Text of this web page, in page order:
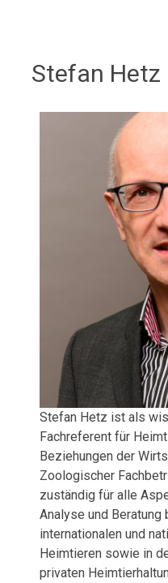
Stefan Hetz
Stefan Hetz ist als
Fachreferent für
Beziehungen der
Zoologischer
zuständig für alle
Analyse und Beratung
internationalen und
Heimtieren sowie in
privaten